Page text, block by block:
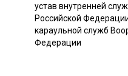
устав внутренней
Российской
караульной служб
Федерации